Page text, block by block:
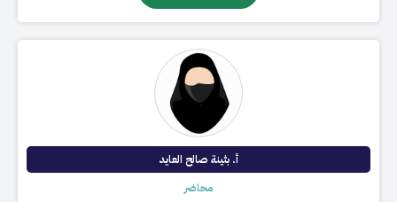
أ. بثينة صالح العايد​
محاضر